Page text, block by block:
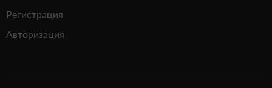
Регистрация
Авторизация